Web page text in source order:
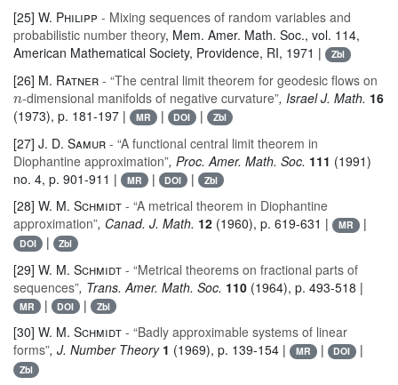
[25] W. Philipp - Mixing sequences of random variables and
probabilistic number theory, Mem. Amer. Math. Soc., vol. 114,
American Mathematical Society, Providence, RI, 1971 |
Zbl
[26] M. Ratner - “The central limit theorem for geodesic flows on
n-dimensional manifolds of negative curvature”, Israel J. Math. 16
(1973), p. 181-197 |
MR | DOI | Zbl
[27] J. D. Samur - “A functional central limit theorem in
Diophantine approximation”, Proc. Amer. Math. Soc. 111 (1991)
no. 4, p. 901-911 |
MR | DOI | Zbl
[28] W. M. Schmidt - “A metrical theorem in Diophantine
approximation”, Canad. J. Math. 12 (1960), p. 619-631 | MR |
DOI | Zbl
[29] W. M. Schmidt - “Metrical theorems on fractional parts of
sequences”, Trans. Amer. Math. Soc. 110 (1964), p. 493-518 |
MR | DOI | Zbl
[30] W. M. Schmidt - “Badly approximable systems of linear
forms”, J. Number Theory1 (1969), p. 139-154 | MR | DOI |
Zbl